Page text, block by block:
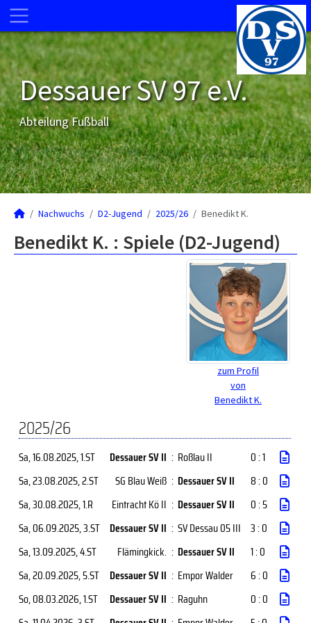
Dessauer SV 97 e.V.
Abteilung Fußball
Nachwuchs D2-Jugend 2025/26 Benedikt K.
Benedikt K. : Spiele (D2-Jugend)
zum Profil
von
Benedikt K.
2025/26
Sa, 16.08.2025, 1.ST Dessauer SV II : Roßlau II
0 : 1
Sa, 23.08.2025, 2.ST SG Blau Weiß : Dessauer SV II
8 : 0
Sa, 30.08.2025, 1.R Eintracht Kö II : Dessauer SV II
0 : 5
Sa, 06.09.2025, 3.ST Dessauer SV II : SV Dessau 05 III 3 : 0
Sa, 13.09.2025, 4.ST Flämingkick. : Dessauer SV II
1 : 0
Sa, 20.09.2025, 5.ST Dessauer SV II : Empor Walder
6 : 0
So, 08.03.2026, 1.ST Dessauer SV II : Raguhn
0 : 0